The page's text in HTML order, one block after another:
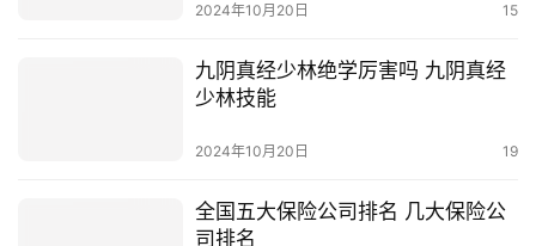
2024年10月20日 15
九阴真经少林绝学厉害吗 九阴真经
少林技能
2024年10月20日 19
全国五大保险公司排名 几大保险公
司排名